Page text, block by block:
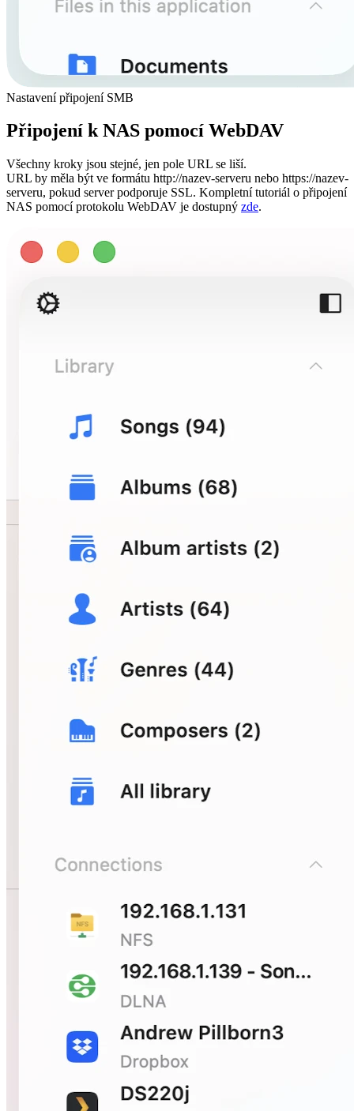
Nastavení připojení SMB
Připojení k NAS pomocí WebDAV
Všechny kroky jsou stejné, jen pole URL se liší.
URL by měla být ve formátu http://nazev-serveru nebo https://nazev-
serveru, pokud server podporuje SSL. Kompletní tutoriál o připojení
NAS pomocí protokolu WebDAV je dostupný zde.